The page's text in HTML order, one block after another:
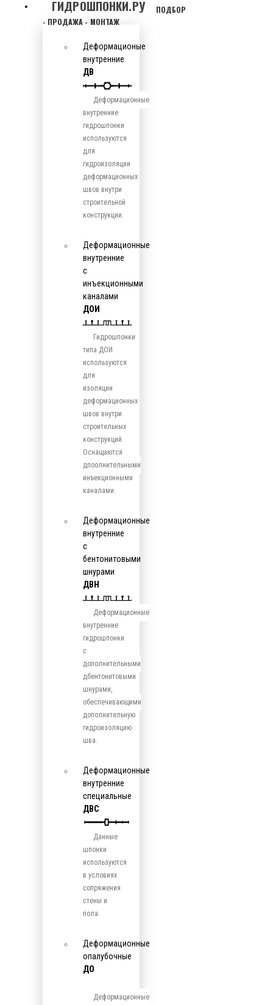
ГИДРОШПОНКИ.РУ
ПОДБОР
- ПРОДАЖА - МОНТАЖ
Деформационые
внутренние
ДВ
Деформационные
внутренние
гидрошпонки
используются
для
гидроизоляции
деформационных
швов внутри
строительной
конструкции.
Деформационные
внутренние
с
инъекционными
каналами
ДОИ
Гидрошпонки
типа ДОИ
используются
для
изоляции
деформационных
швов внутри
строительных
конструкций.
Оснащаются
дпоолнительными
инъекционными
каналами.
Деформационные
внутренние
с
бентонитовыми
шнурами
ДВН
Деформационные
внутренние
гидрошпонки
с
дополнительными
дбентонитовыми
шнурами,
обеспечивающими
дополнительную
гидроизоляцию
шва.
Деформационные
внутренние
специальные
ДВС
Данные
шпонки
используются
в условиях
сопряжения
стены и
пола.
Деформационные
опалубочные
ДО
Деформационные